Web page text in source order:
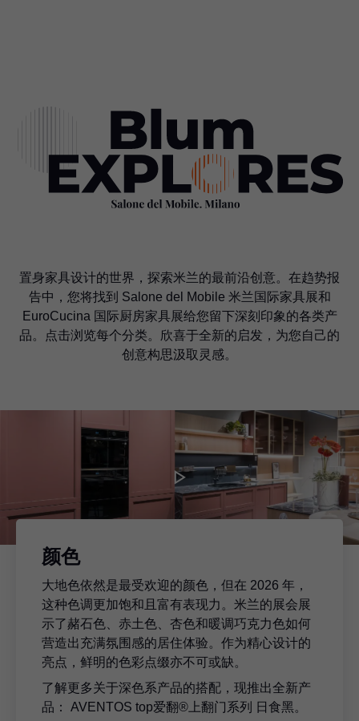
置身家具设计的世界，探索米兰的最前沿创意。在趋势报
告中，您将找到 Salone del Mobile 米兰国际家具展和
EuroCucina 国际厨房家具展给您留下深刻印象的各类产
品。点击浏览每个分类。欣喜于全新的启发，为您自己的
创意构思汲取灵感。
颜色
大地色依然是最受欢迎的颜色，但在 2026 年，
这种色调更加饱和且富有表现力。米兰的展会展
示了赭石色、赤土色、杏色和暖调巧克力色如何
营造出充满氛围感的居住体验。作为精心设计的
亮点，鲜明的色彩点缀亦不可或缺。
了解更多关于深色系产品的搭配，现推出全新产
品： AVENTOS top爱翻®上翻门系列 日食黑。